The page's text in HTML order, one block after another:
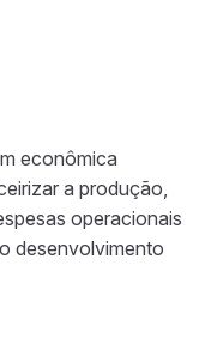
econômica
a produção,
operacionais
desenvolvimento